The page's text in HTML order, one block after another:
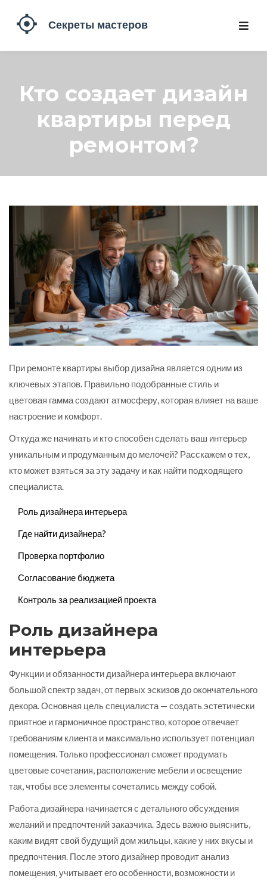
Кто создает дизайн
квартиры перед
ремонтом?
При ремонте квартиры выбор дизайна является одним из
ключевых этапов. Правильно подобранные стиль и
цветовая гамма создают атмосферу, которая влияет на ваше
настроение и комфорт.
Откуда же начинать и кто способен сделать ваш интерьер
уникальным и продуманным до мелочей? Расскажем о тех,
кто может взяться за эту задачу и как найти подходящего
специалиста.
Роль дизайнера интерьера
Где найти дизайнера?
Проверка портфолио
Согласование бюджета
Контроль за реализацией проекта
Роль дизайнера
интерьера
Функции и обязанности дизайнера интерьера включают
большой спектр задач, от первых эскизов до окончательного
декора. Основная цель специалиста — создать эстетически
приятное и гармоничное пространство, которое отвечает
требованиям клиента и максимально использует потенциал
помещения. Только профессионал сможет продумать
цветовые сочетания, расположение мебели и освещение
так, чтобы все элементы сочетались между собой.
Работа дизайнера начинается с детального обсуждения
желаний и предпочтений заказчика. Здесь важно выяснить,
каким видят свой будущий дом жильцы, какие у них вкусы и
предпочтения. После этого дизайнер проводит анализ
помещения, учитывает его особенности, возможности и